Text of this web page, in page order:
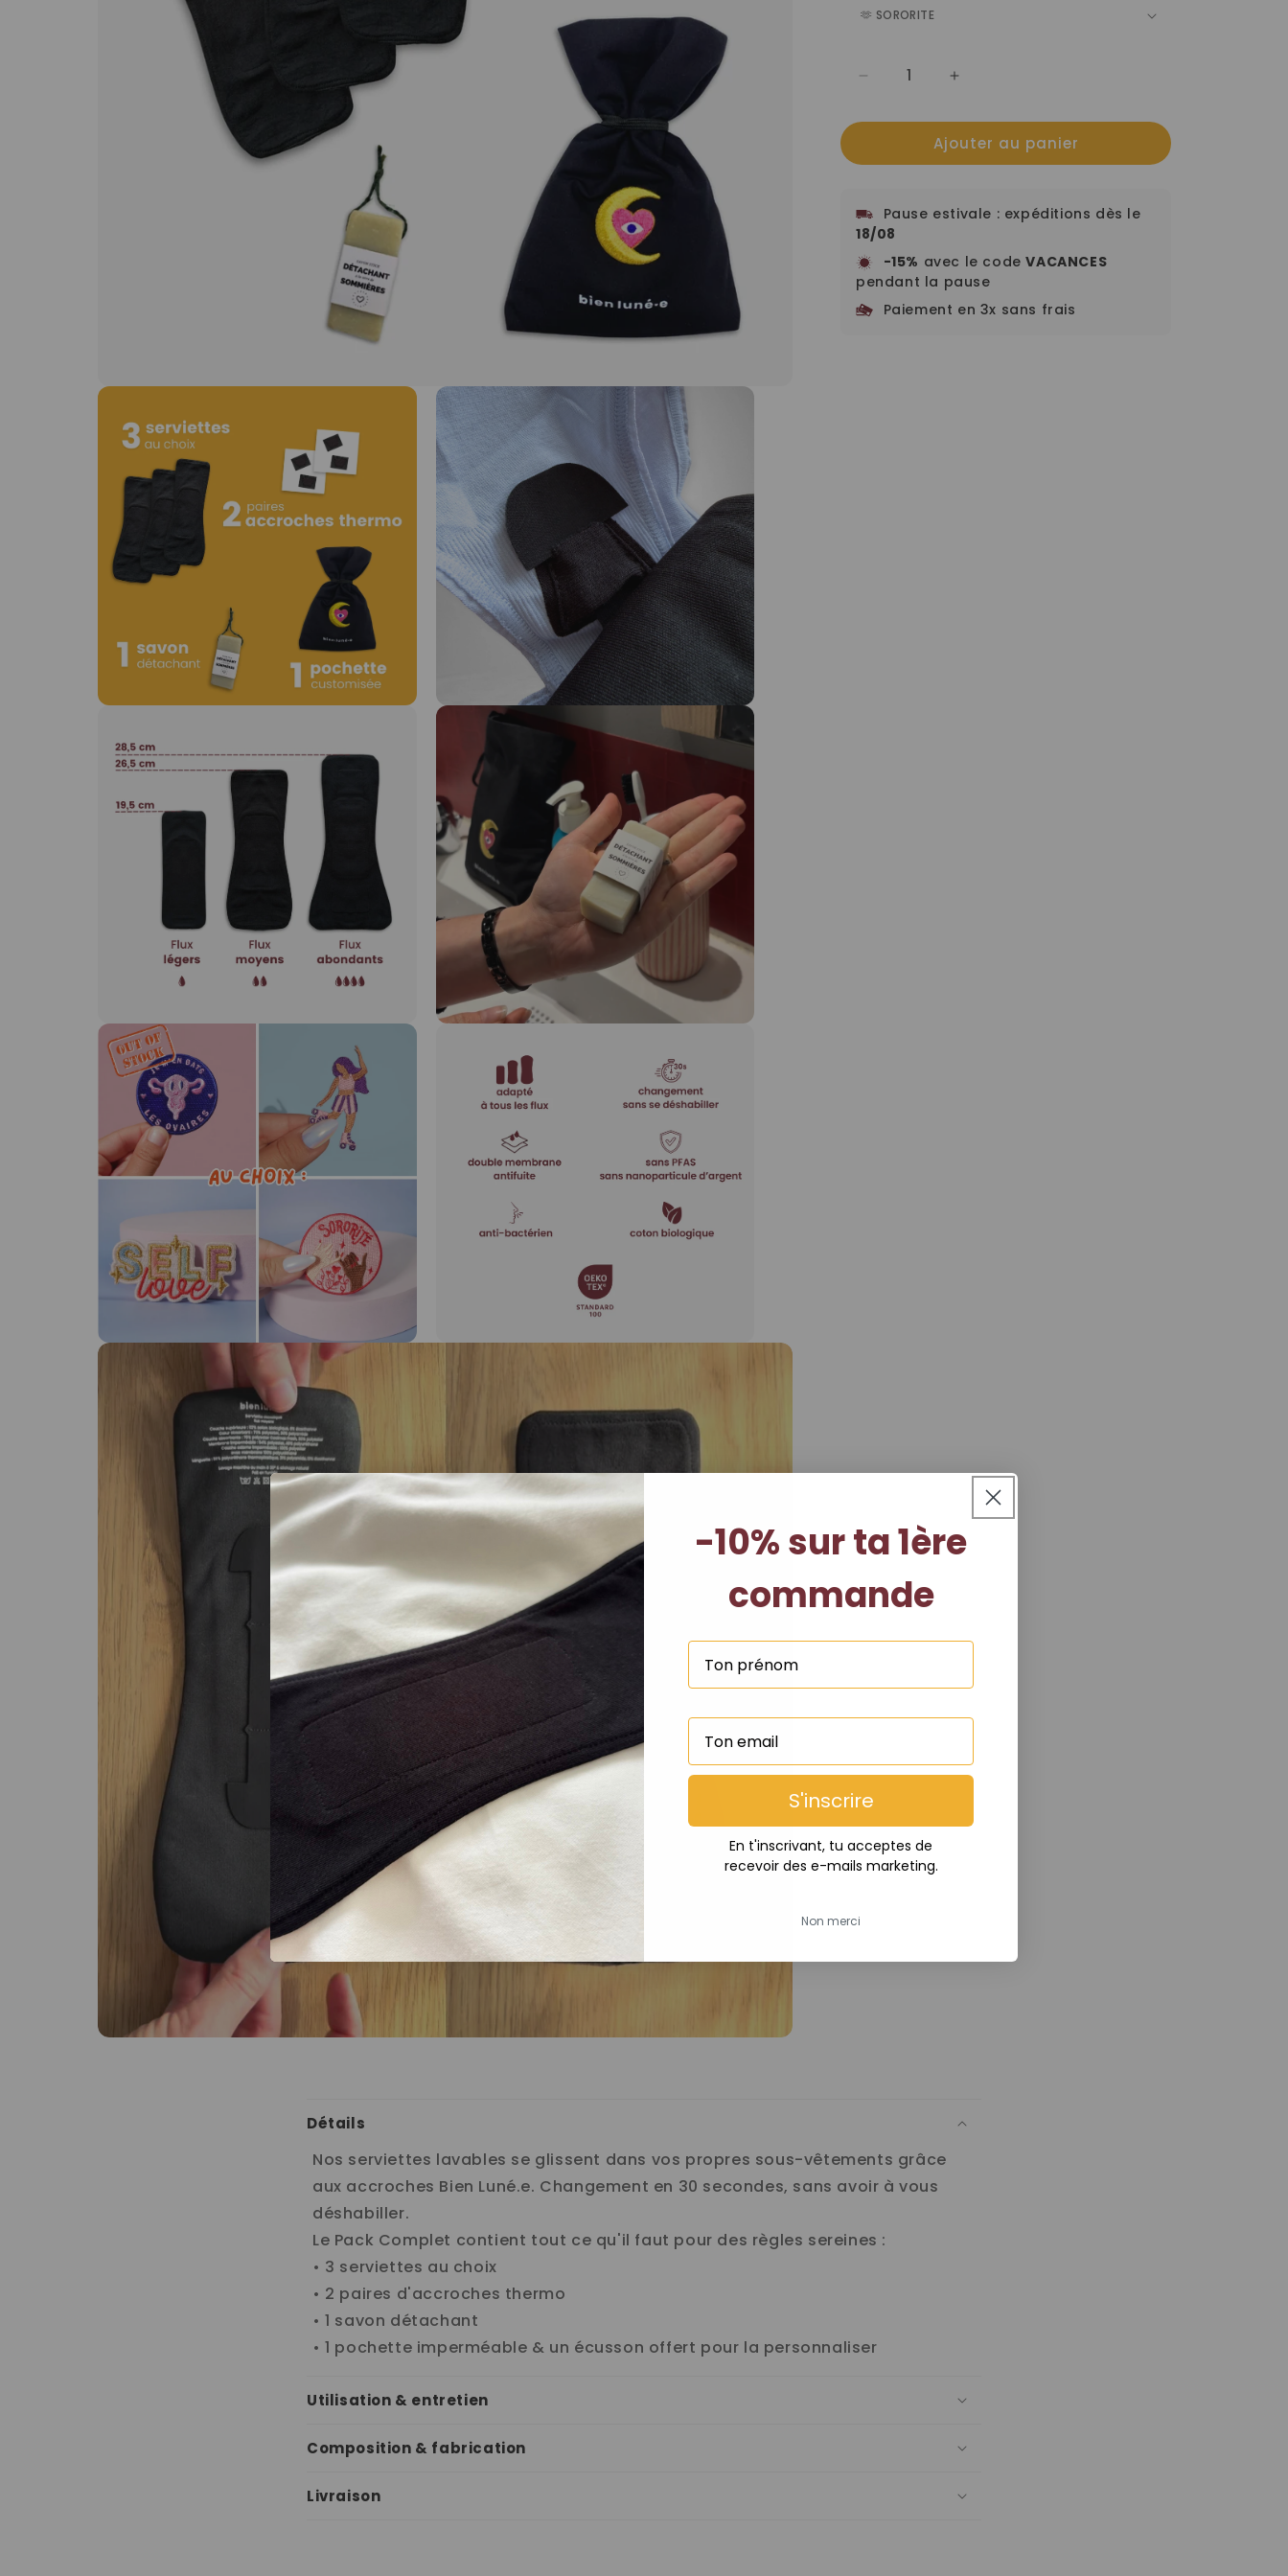
Réduire
quantité
Pack
Augmenter
quantité
de
Pack
Ajouter au panier
Pause estivale : expéditions dès le
18/08
-15% avec le codeVACANCES
pendant la pause
Paiement en 3x sans frais
C
n
t
e
n
u
r
é
u
c
i
Détails
Nos serviettes lavables se glissent dans vos propres sous-vêtements grâce
aux accroches Bien Luné.e. Changement en 30 secondes, sans avoir à vous
déshabiller.
Le Pack Complet contient tout ce qu'il faut pour des règles sereines :
• 3 serviettes au choix
• 2 paires d'accroches thermo
• 1 savon détachant
• 1 pochette imperméable & un écusson offert pour la personnaliser
Utilisation & entretien
Composition & fabrication
Livraison
-10% sur ta 1ère
commande
S'inscrire
En t'inscrivant, tu acceptes de
recevoir des e-mails marketing.
Non merci